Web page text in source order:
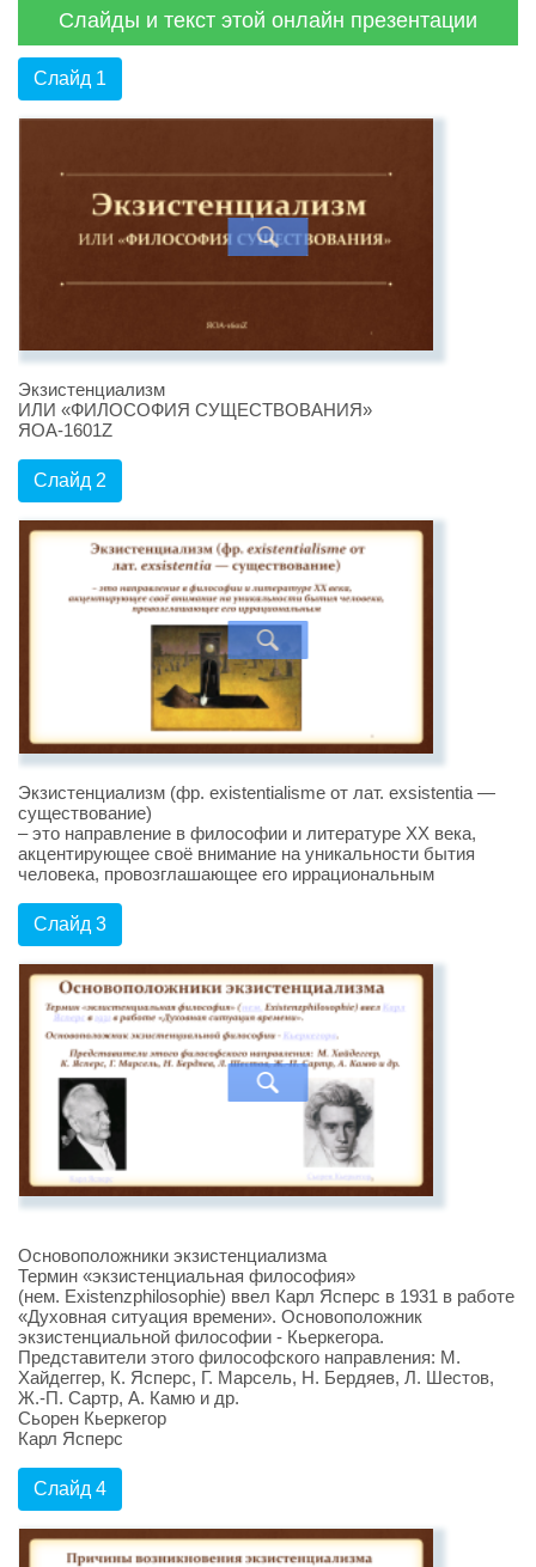
Слайды и текст этой онлайн презентации
Слайд 1
Экзистенциализм
ИЛИ «ФИЛОСОФИЯ СУЩЕСТВОВАНИЯ»
ЯОА-1601Z
Слайд 2
Экзистенциализм (фр. existentialisme от лат. exsistentia —
существование)
– это направление в философии и литературе XX века,
акцентирующее своё внимание на уникальности бытия
человека, провозглашающее его иррациональным
Слайд 3
Основоположники экзистенциализма
Термин «экзистенциальная философия»
(нем. Existenzphilosophie) ввел Карл Ясперс в 1931 в работе
«Духовная ситуация времени». Основоположник
экзистенциальной философии - Кьеркегора.
Представители этого философского направления: М.
Хайдеггер, К. Ясперс, Г. Марсель, Н. Бердяев, Л. Шестов,
Ж.-П. Сартр, А. Камю и др.
Сьорен Кьеркегор
Карл Ясперс
Слайд 4